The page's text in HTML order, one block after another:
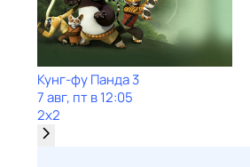
Кунг-фу Панда 3
7 авг, пт в 12:05
2x2